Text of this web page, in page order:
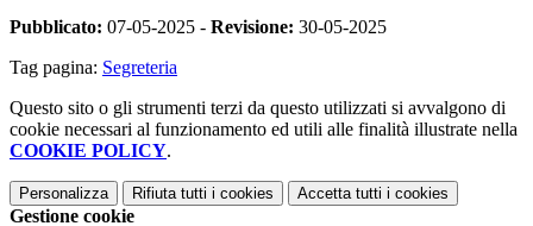
Pubblicato: 07-05-2025 - Revisione: 30-05-2025
Tag pagina: Segreteria
Questo sito o gli strumenti terzi da questo utilizzati si avvalgono di
cookie necessari al funzionamento ed utili alle finalità illustrate nella
COOKIE POLICY.
Personalizza Rifiuta tutti i cookies Accetta tutti i cookies
Gestione cookie